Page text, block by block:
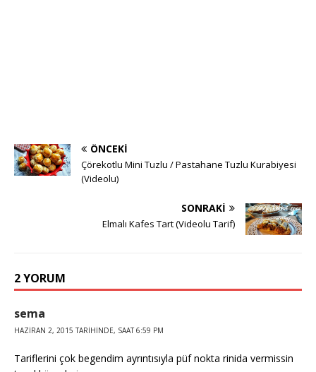
ÖNCEKI
Çörekotlu Mini Tuzlu / Pastahane Tuzlu Kurabiyesi
(Videolu)
SONRAKI
Elmalı Kafes Tart (Videolu Tarif)
2 YORUM
sema
HAZIRAN 2, 2015 TARIHINDE, SAAT 6:59 PM
Tariflerini çok begendim ayrıntısıyla püf nokta rinida vermissin